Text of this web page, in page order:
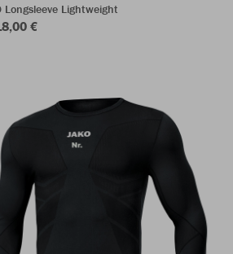
Longsleeve Lightweight
€